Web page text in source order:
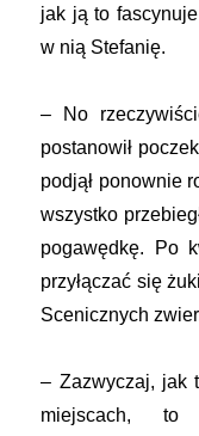
jak ją to
w nią Stefanię.
– No
postanowił
podjął ponownie
wszystko
pogawędkę. Po
przyłączać się
Scenicznych
– Zazwyczaj, jak
miejscach, to